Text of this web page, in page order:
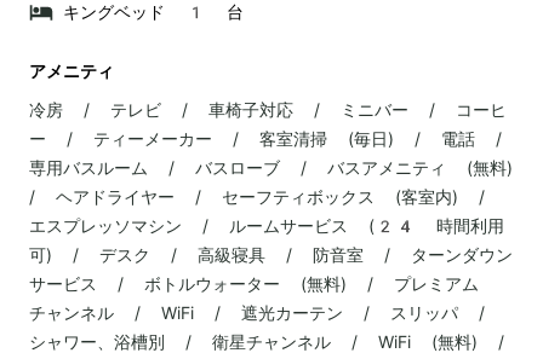
キングベッド 1 台
アメニティ
冷房 / テレビ / 車椅子対応 / ミニバー / コーヒ
ー / ティーメーカー / 客室清掃 (毎日) / 電話 /
専用バスルーム / バスローブ / バスアメニティ (無料)
/ ヘアドライヤー / セーフティボックス (客室内) /
エスプレッソマシン / ルームサービス (24 時間利用
可) / デスク / 高級寝具 / 防音室 / ターンダウン
サービス / ボトルウォーター (無料) / プレミアム
チャンネル / WiFi / 遮光カーテン / スリッパ /
シャワー、浴槽別 / 衛星チャンネル / WiFi (無料) /